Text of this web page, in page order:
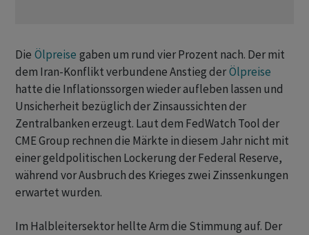
Die Ölpreise gaben um rund vier Prozent nach. Der mit
dem Iran-Konflikt verbundene Anstieg derÖlpreise
hatte die Inflationssorgen ​wieder aufleben lassen und
Unsicherheit bezüglich der Zinsaussichten der
Zentralbanken erzeugt. Laut ​dem FedWatch Tool der
CME Group rechnen die Märkte in ​diesem Jahr nicht mit
einer geldpolitischen Lockerung der Federal Reserve,
während vor Ausbruch des Krieges zwei Zinssenkungen
erwartet wurden.
Im Halbleitersektor hellte ‌Arm die Stimmung auf. Der